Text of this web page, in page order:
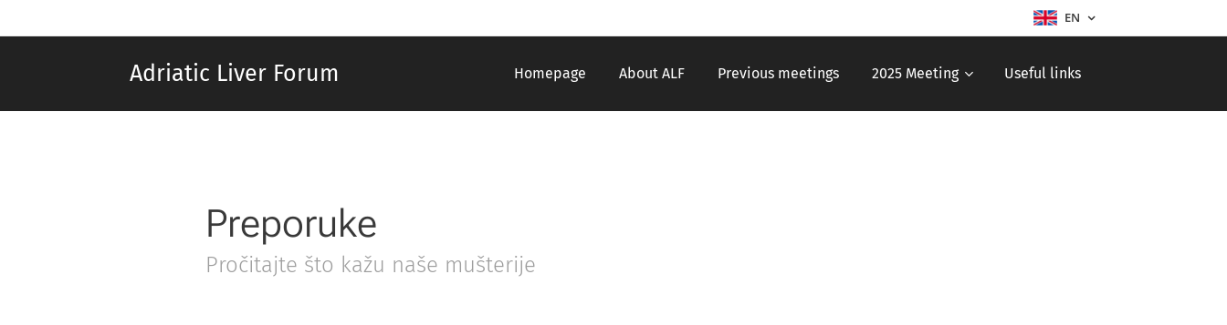
EN
Adriatic Liver Forum Homepage About ALF Previous meetings 2025 Meeting Useful links
Preporuke
Pročitajte što kažu naše mušterije